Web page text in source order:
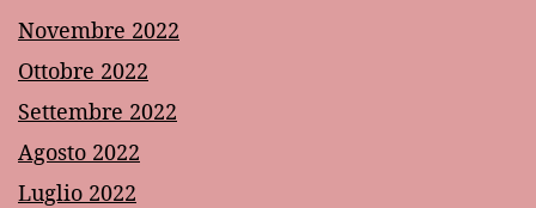
Novembre 2022
Ottobre 2022
Settembre 2022
Agosto 2022
Luglio 2022